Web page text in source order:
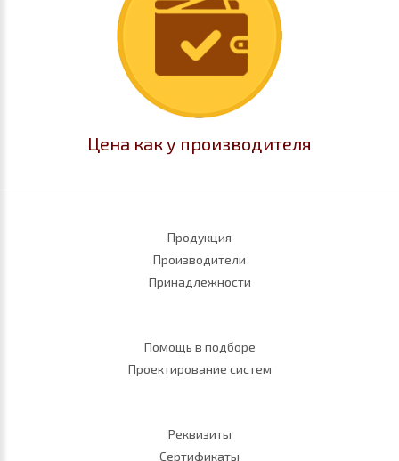
Цена как у производителя
Продукция
Производители
Принадлежности
Помощь в подборе
Проектирование систем
Реквизиты
Сертификаты